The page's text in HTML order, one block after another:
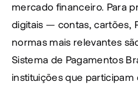
mercado financeiro. Para
digitais — contas, cartões,
normas mais relevantes
Sistema de Pagamentos
instituições que participam